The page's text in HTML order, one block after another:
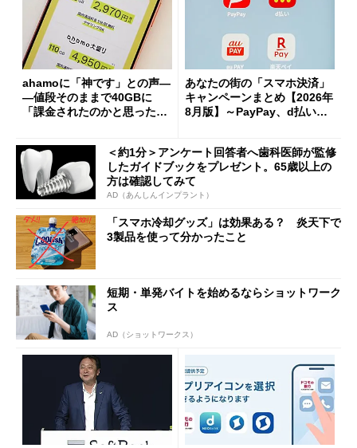
ahamoに「神です」との声―
―値段そのままで40GBに
「課金されたのかと思った」
あなたの街の「スマホ決済」
キャンペーンまとめ【2026年
8月版】～PayPay、d払い、a
＜約1分＞アンケート回答者へ歯科医師が監修
したガイドブックをプレゼント。65歳以上の
方は確認してみて
AD（あんしんインプラント）
「スマホ冷却グッズ」は効果ある？ 炎天下で
3製品を使って分かったこと
短期・単発バイトを始めるならショットワーク
ス
AD（ショットワークス）